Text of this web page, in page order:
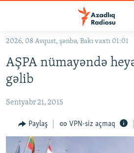
Əsas
qayıt
Əsas
naviqasiyaya
qayıt
#İZAHLA
KORRUPSIOMETR
#ƏSLINDƏ
FƏRQƏ BAX
QANUNI DOĞRU
2026, 08 Avqust, şənbə, Bakı vaxtı 01:01
AŞPA nümayəndə
gəlib
Sentyabr 21, 2015
Paylaş VPN-siz açmaq